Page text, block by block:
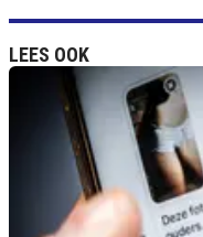
LEES OOK